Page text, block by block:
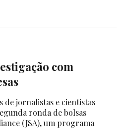
com
de jornalistas e cientistas
ronda de bolsas
(JSA), um programa